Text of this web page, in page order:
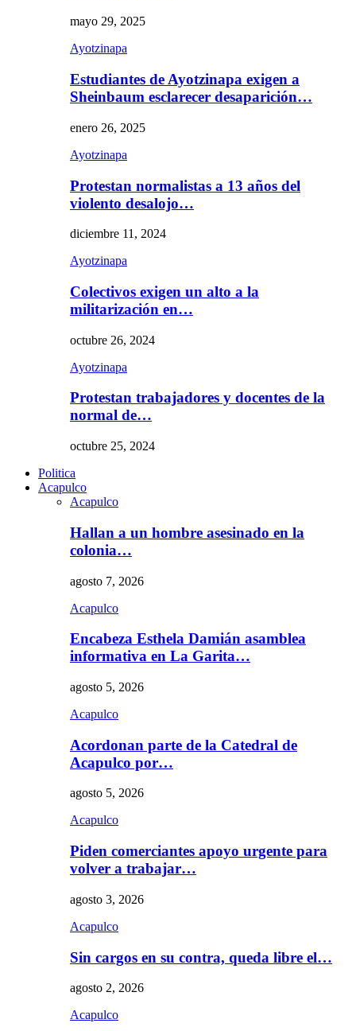
mayo 29, 2025
Ayotzinapa
Estudiantes de Ayotzinapa exigen a
Sheinbaum esclarecer desaparición…
enero 26, 2025
Ayotzinapa
Protestan normalistas a 13 años del
violento desalojo…
diciembre 11, 2024
Ayotzinapa
Colectivos exigen un alto a la
militarización en…
octubre 26, 2024
Ayotzinapa
Protestan trabajadores y docentes de la
normal de…
octubre 25, 2024
Politica
Acapulco
Acapulco
Hallan a un hombre asesinado en la
colonia…
agosto 7, 2026
Acapulco
Encabeza Esthela Damián asamblea
informativa en La Garita…
agosto 5, 2026
Acapulco
Acordonan parte de la Catedral de
Acapulco por…
agosto 5, 2026
Acapulco
Piden comerciantes apoyo urgente para
volver a trabajar…
agosto 3, 2026
Acapulco
Sin cargos en su contra, queda libre el…
agosto 2, 2026
Acapulco